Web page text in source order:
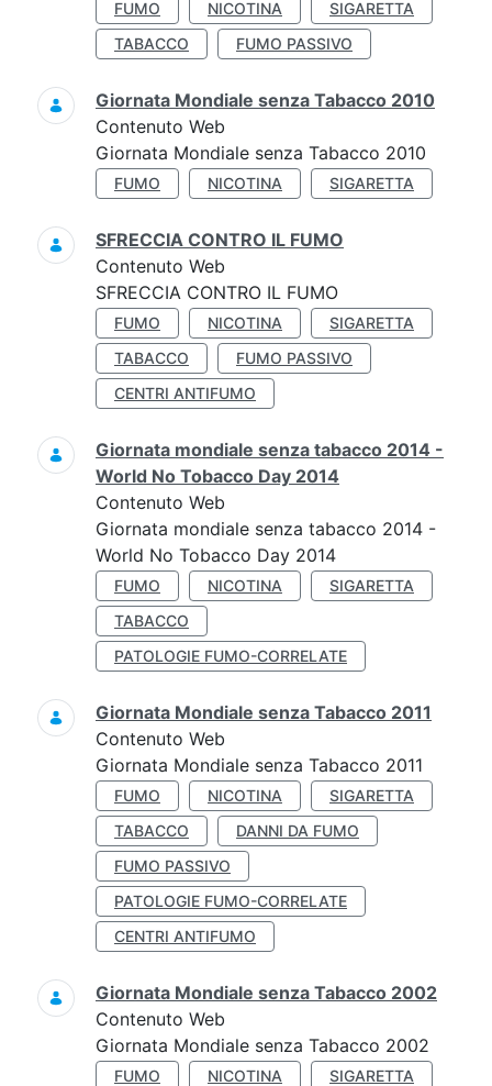
FUMO NICOTINA
SIGARETTA
TABACCO
FUMO PASSIVO
Giornata Mondiale senza Tabacco 2010
Contenuto Web
Giornata Mondiale senza Tabacco 2010
FUMO NICOTINA SIGARETTA
SFRECCIA CONTRO IL FUMO
Contenuto Web
SFRECCIA CONTRO IL FUMO
FUMO NICOTINA
SIGARETTA
TABACCO
FUMO PASSIVO
CENTRI ANTIFUMO
Giornata mondiale senza tabacco 2014 -
World No Tobacco Day 2014
Contenuto Web
Giornata mondiale senza tabacco 2014 -
World No Tobacco Day 2014
FUMO NICOTINA
SIGARETTA
TABACCO
PATOLOGIE FUMO-CORRELATE
Giornata Mondiale senza Tabacco 2011
Contenuto Web
Giornata Mondiale senza Tabacco 2011
FUMO NICOTINA
SIGARETTA
TABACCO
DANNI DA FUMO
FUMO PASSIVO
PATOLOGIE FUMO-CORRELATE
CENTRI ANTIFUMO
Giornata Mondiale senza Tabacco 2002
Contenuto Web
Giornata Mondiale senza Tabacco 2002
FUMO NICOTINA
SIGARETTA